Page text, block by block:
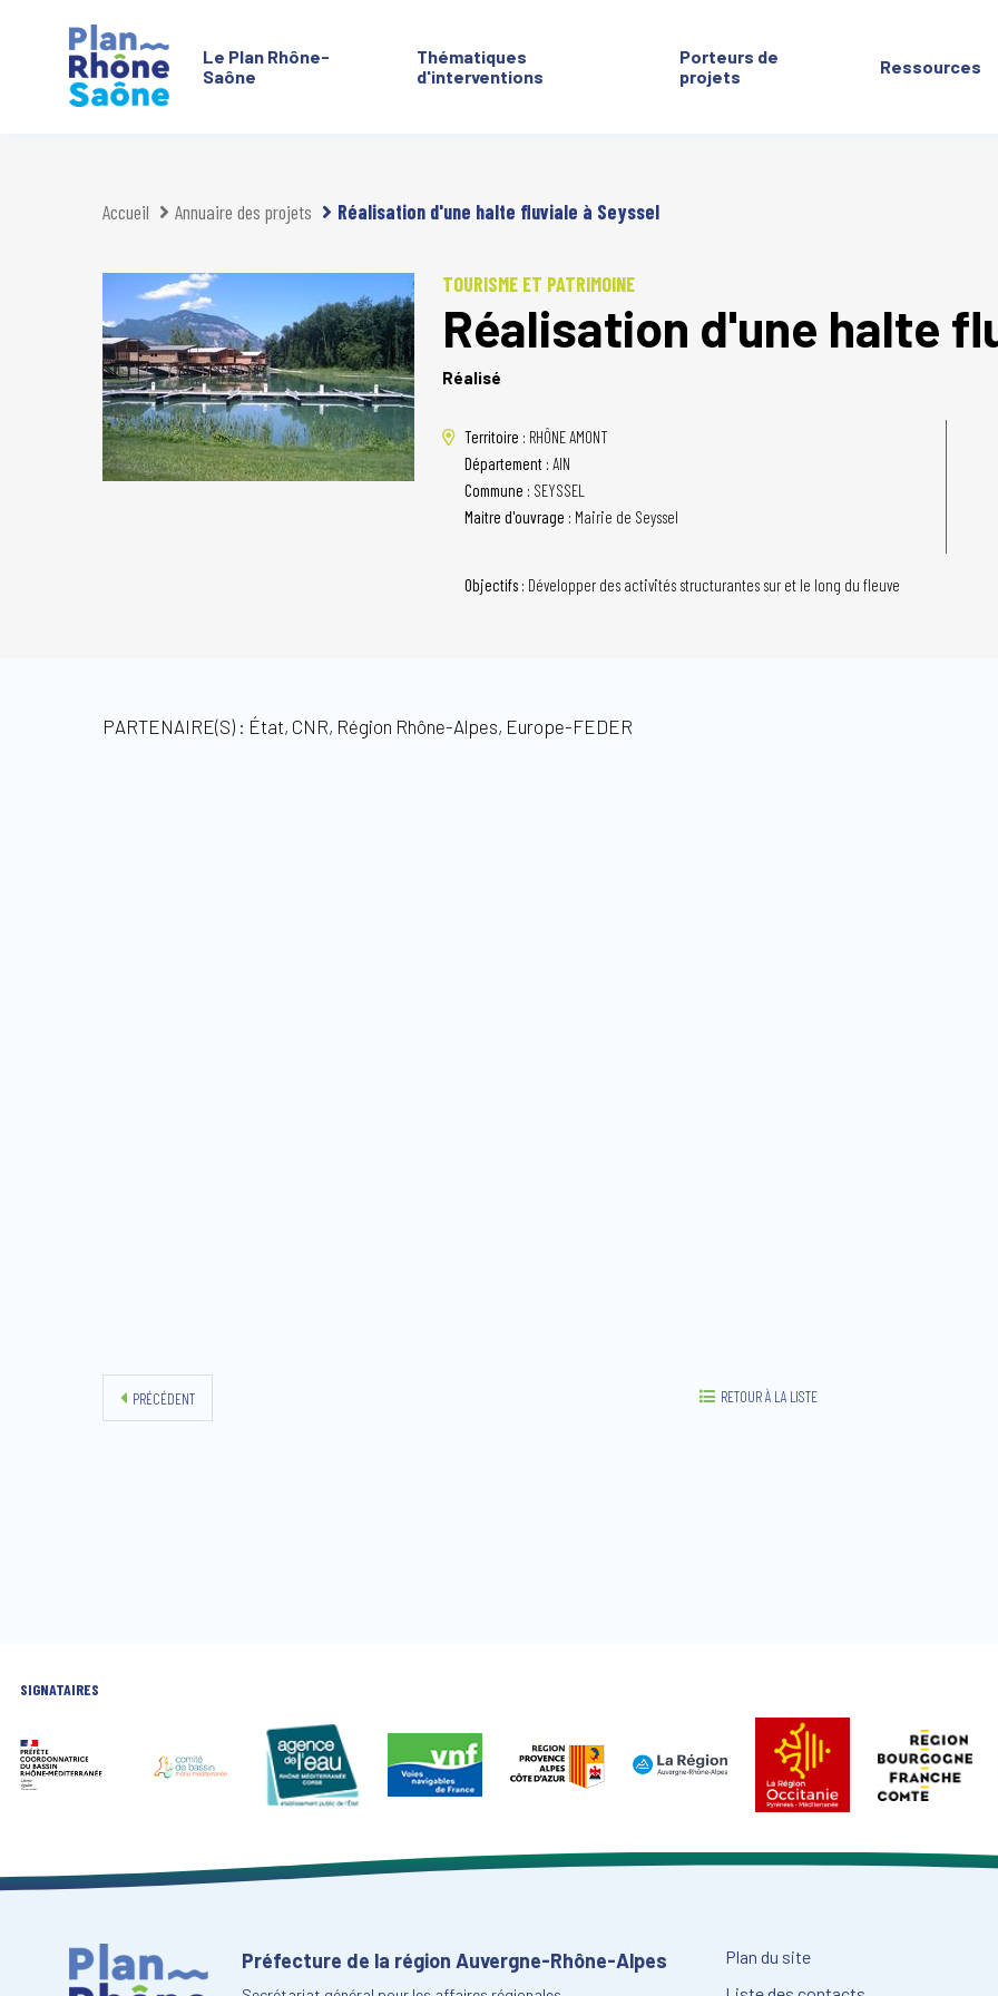
Le Plan Rhône-
Saône
Thématiques
d'interventions
Porteurs de
projets
Ressources
Accueil Annuaire des projets Réalisation d'une halte fluviale à Seyssel
TOURISME ET PATRIMOINE
Réalisation d'une halte
Réalisé
Territoire : RHÔNE AMONT
Département : AIN
Commune : SEYSSEL
Maitre d'ouvrage : Mairie de Seyssel
Objectifs : Développer des activités structurantes sur et le long du fleuve
PARTENAIRE(S) : État, CNR, Région Rhône-Alpes, Europe-FEDER
PRÉCÉDENT RETOUR À LA LISTE
SIGNATAIRES
Préfecture de la région Auvergne-Rhône-Alpes Plan du site